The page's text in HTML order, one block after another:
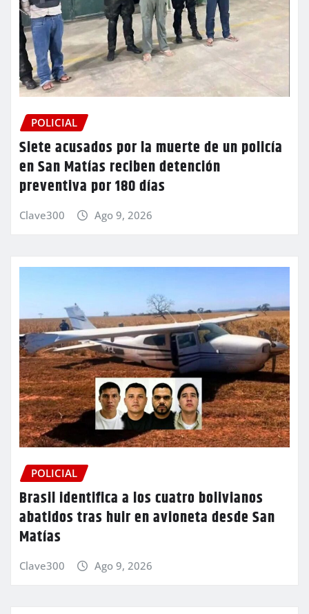
POLICIAL
Siete acusados por la muerte de un policía
en San Matías reciben detención
preventiva por 180 días
Clave300 Ago 9, 2026
POLICIAL
Brasil identifica a los cuatro bolivianos
abatidos tras huir en avioneta desde San
Matías
Clave300 Ago 9, 2026